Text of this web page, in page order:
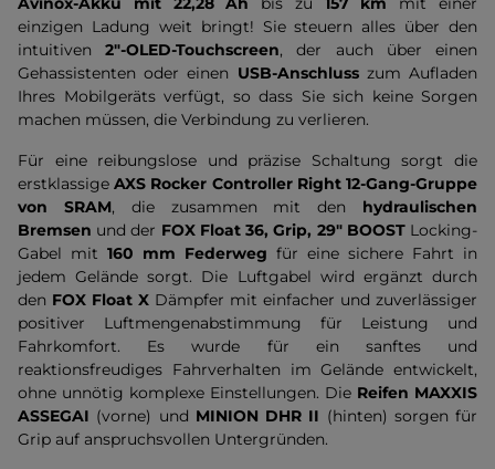
einzigen Ladung weit bringt! Sie steuern alles über den
intuitiven2"-OLED-Touchscreen, der auch über einen
Gehassistenten oder einen USB-Anschlusszum Aufladen
Ihres Mobilgeräts verfügt, so dass Sie sich keine Sorgen
machen müssen, die Verbindung zu verlieren.
Für eine reibungslose und präzise Schaltung sorgt die
erstklassigeAXS Rocker Controller Right 12-Gang-Gruppe
von SRAM, die zusammen mit den hydraulischen
Bremsen und der FOX Float 36, Grip, 29" BOOST Locking-
Gabel mit 160 mm Federweg für eine sichere Fahrt in
jedem Gelände sorgt. Die Luftgabel wird ergänzt durch
den FOX Float X Dämpfer mit einfacher und zuverlässiger
positiver Luftmengenabstimmung für Leistung und
Fahrkomfort. Es wurde für ein sanftes und
reaktionsfreudiges Fahrverhalten im Gelände entwickelt,
ohne unnötig komplexe Einstellungen. Die Reifen MAXXIS
ASSEGAI (vorne) und MINION DHR II (hinten) sorgen für
Grip auf anspruchsvollen Untergründen.